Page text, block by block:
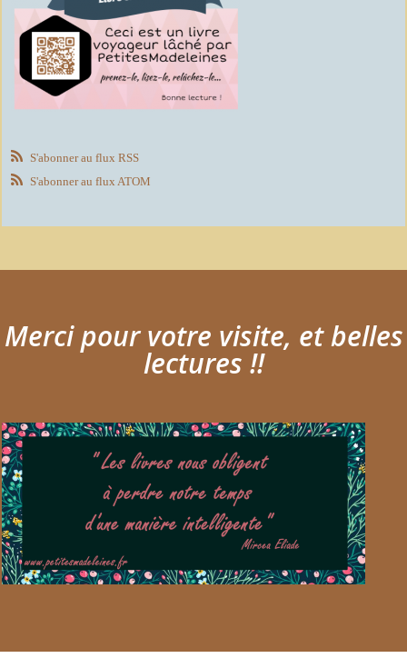
S'abonner au flux RSS
S'abonner au flux ATOM
Merci pour votre visite, et belles
lectures !!